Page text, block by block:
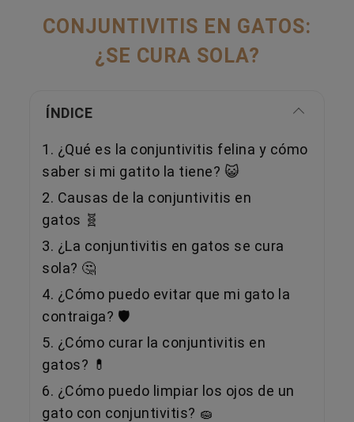
CONJUNTIVITIS EN GATOS:
¿SE CURA SOLA?
ÍNDICE
1. ¿Qué es la conjuntivitis felina y cómo
saber si mi gatito la tiene? 😺
2. Causas de la conjuntivitis en
gatos 🧬
3. ¿La conjuntivitis en gatos se cura
sola? 🤔
4. ¿Cómo puedo evitar que mi gato la
contraiga? 🛡️
5. ¿Cómo curar la conjuntivitis en
gatos? 💊
6. ¿Cómo puedo limpiar los ojos de un
gato con conjuntivitis? 🧽